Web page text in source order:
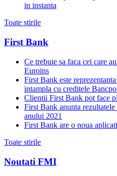
in instanta
Toate stirile
First Bank
Ce trebuie sa faca cei care
Euroins
First Bank este
intampla cu creditele
Clientii First Bank pot face
First Bank anunta
anului 2021
First Bank are o noua
Toate stirile
Noutati FMI